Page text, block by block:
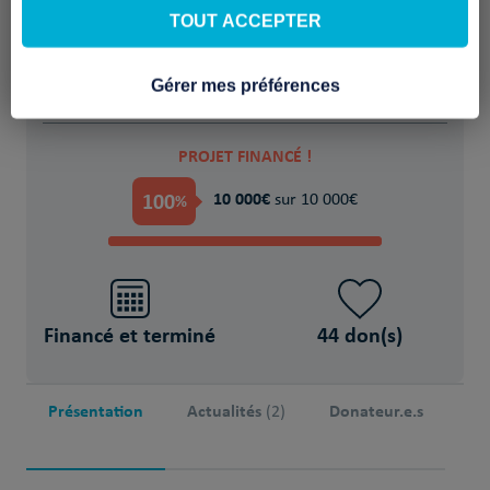
POUR
situation de handicap
PROJET FINANCÉ !
100% 10 000€ sur 10 000€
Financé et terminé 44 don(s)
Présentation Actualités (2) Donateur.e.s
TOUT ACCEPTER
Gérer mes préférences